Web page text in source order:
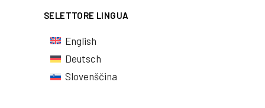
SELETTORE LINGUA
English
Deutsch
Slovenščina